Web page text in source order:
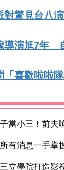
對驚見台八
導演尪7年
「喜歡啦啦
當小三！前夫
有消息一手掌
立學院打造影